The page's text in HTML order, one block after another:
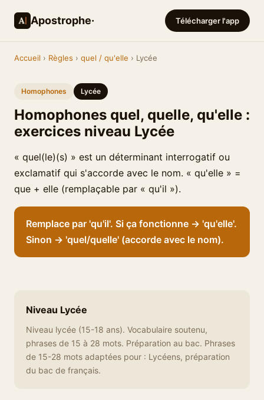
Apostrophe· Télécharger l'app
Accueil › Règles › quel / qu'elle › Lycée
Homophones Lycée
Homophones quel, quelle, qu'elle :
exercices niveau Lycée
« quel(le)(s) » est un déterminant interrogatif ou
exclamatif qui s'accorde avec le nom. « qu'elle » =
que + elle (remplaçable par « qu'il »).
Remplace par 'qu'il'. Si ça fonctionne → 'qu'elle'.
Sinon → 'quel/quelle' (accorde avec le nom).
Niveau Lycée
Niveau lycée (15-18 ans). Vocabulaire soutenu,
phrases de 15 à 28 mots. Préparation au bac. Phrases
de 15-28 mots adaptées pour : Lycéens, préparation
du bac de français.